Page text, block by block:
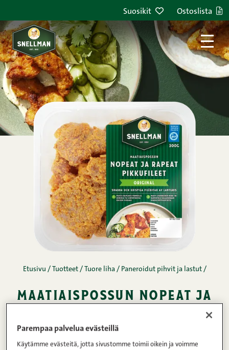
Suosikit Ostoslista
Etusivu / Tuotteet / Tuore liha / Paneroidut pihvit ja lastut /
maatiaispossun nopeat ja
original 300 g
Parempaa palvelua evästeillä
Käytämme evästeitä, jotta sivustomme toimii oikein ja voimme